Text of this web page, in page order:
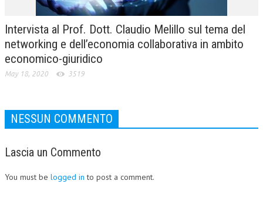
Intervista al Prof. Dott. Claudio Melillo sul tema del
networking e dell’economia collaborativa in ambito
economico-giuridico
May 18, 2020 3519
NESSUN COMMENTO
Lascia un Commento
You must be logged in to post a comment.